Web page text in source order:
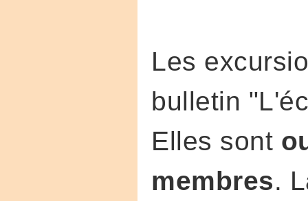
Les
bulletin
Elles sont
membres.